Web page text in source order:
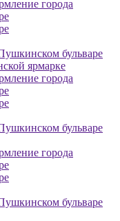
города
бульваре
ярмарке
города
бульваре
города
бульваре